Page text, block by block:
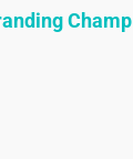
Champ